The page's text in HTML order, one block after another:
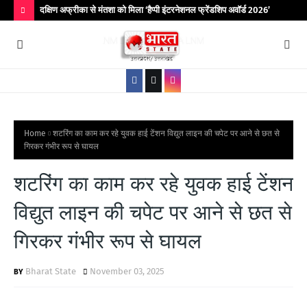
O
दक्षिण अफ्रीका से मंतशा को मिला ‘हैप्पी इंटरनेशनल फ्रेंडशिप अवॉर्ड 2026’
Home
शटरिंग का काम कर रहे युवक हाई टेंशन विद्युत लाइन की चपेट पर आने से छत से
गिरकर गंभीर रूप से घायल
शटरिंग का काम कर रहे युवक हाई टेंशन
विद्युत लाइन की चपेट पर आने से छत से
गिरकर गंभीर रूप से घायल
Bharat State November 03, 2025